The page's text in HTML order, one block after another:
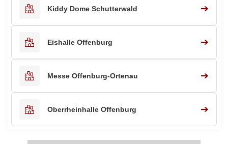
Kiddy Dome Schutterwald ➔
Eishalle Offenburg ➔
Messe Offenburg-Ortenau ➔
Oberrheinhalle Offenburg ➔